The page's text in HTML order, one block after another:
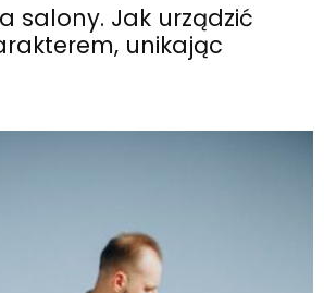
salony. Jak urządzić
unikając